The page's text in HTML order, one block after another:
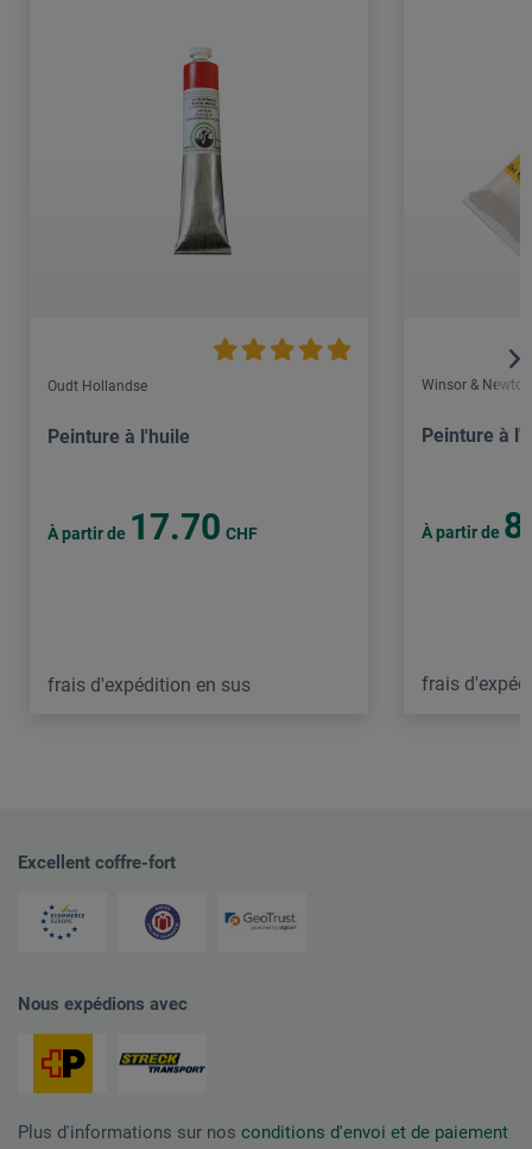
Oudt Hollandse
Peinture à l'huile
À partir de 17.70 CHF
frais d'expédition en sus
Winsor & Newton
Peinture à
À partir de
frais
Excellent coffre-fort
Nous expédions avec
Plus d'informations sur nos conditions d'envoi et de paiement